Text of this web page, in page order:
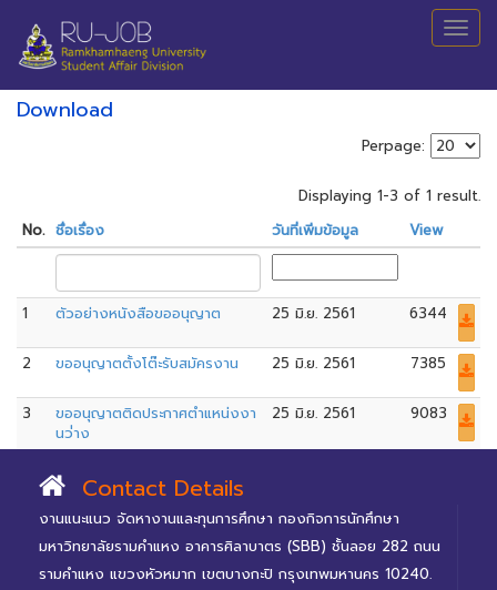
Download
Perpage:
Displaying 1-3 of 1 result.
No. ชื่อเรื่อง วันที่เพิ่มข้อมูล View
1 ตัวอย่างหนังสือขออนุญาต 25 มิ.ย. 2561 6344
2 ขออนุญาตตั้งโต๊ะรับสมัครงาน 25 มิ.ย. 2561 7385
3
ขออนุญาตติดประกาศตำแหน่งงา
นว่่าง
25 มิ.ย. 2561 9083
Contact Details
งานแนะแนว จัดหางานและทุนการศึกษา กองกิจการนักศึกษา
มหาวิทยาลัยรามคำแหง อาคารศิลาบาตร (SBB) ชั้นลอย 282 ถนน
รามคำแหง แขวงหัวหมาก เขตบางกะปิ กรุงเทพมหานคร 10240.